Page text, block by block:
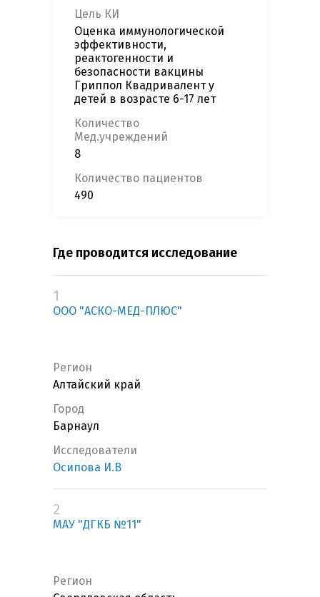
Цель КИ
Оценка иммунологической
эффективности,
реактогенности и
безопасности вакцины
Гриппол Квадривалент у
детей в возрасте 6-17 лет
Количество
Мед.учреждений
8
Количество пациентов
490
Где проводится исследование
1
ООО "АСКО-МЕД-ПЛЮС"
Регион
Алтайский край
Город
Барнаул
Исследователи
Осипова И.В
2
МАУ "ДГКБ №11"
Регион